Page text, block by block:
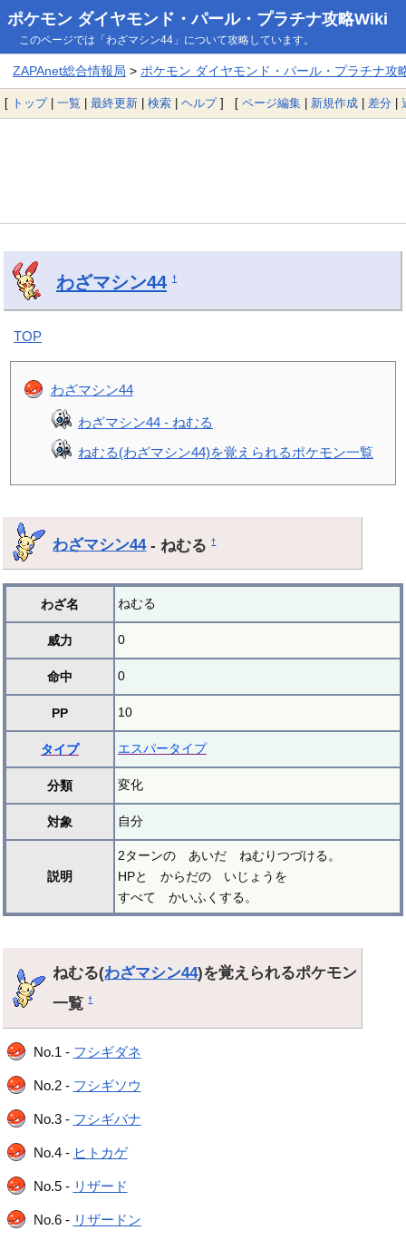
ポケモン ダイヤモンド・パール・プラチナ攻略Wiki
このページでは「わざマシン44」について攻略しています。
ZAPAnet総合情報局 > ポケモン ダイヤモンド・パール・プラチナ攻
[ トップ| 一覧 | 最終更新 | 検索 | ヘルプ] [ ページ編集 | 新規作成 | 差分 |
わざマシン44 †
TOP
わざマシン44
わざマシン44 - ねむる
ねむる(わざマシン44)を覚えられるポケモン一覧
わざマシン44- ねむる†
わざ名 ねむる
威力 0
命中 0
PP 10
タイプ エスパータイプ
分類 変化
対象 自分
説明
2ターンの あいだ ねむりつづける。
HPと からだの いじょうを
すべて かいふくする。
ねむる(わざマシン44)を覚えられるポケモン
一覧†
No.1 - フシギダネ
No.2 - フシギソウ
No.3 - フシギバナ
No.4 - ヒトカゲ
No.5 - リザード
No.6 - リザードン